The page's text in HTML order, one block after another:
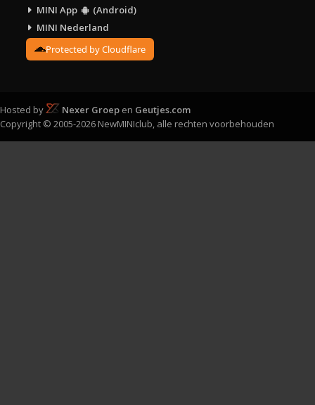
MINI App
(Android)
MINI Nederland
Protected by Cloudflare
Hosted by Nexer Groep en Geutjes.com
Copyright © 2005-2026 NewMINIclub, alle rechten voorbehouden